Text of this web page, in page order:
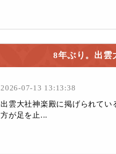
8年ぶり。出雲
2026-07-13 13:13:38
出雲大社神楽殿に掲げられて
方が足を止...